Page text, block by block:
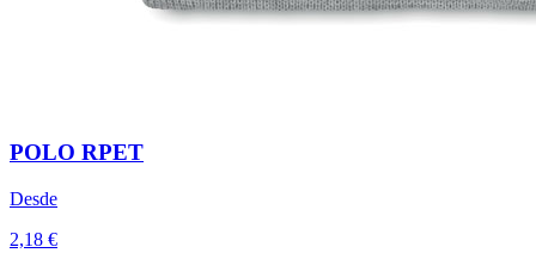
POLO RPET
Desde
2,18 €